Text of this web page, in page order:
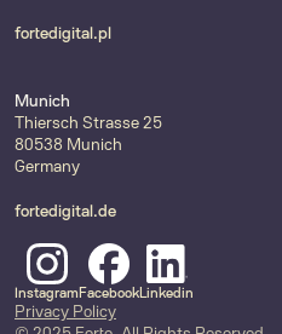
fortedigital.pl
Munich
Thiersch Strasse 25
80538 Munich
Germany
fortedigital.de
Instagram FacebookLinkedin
Privacy Policy